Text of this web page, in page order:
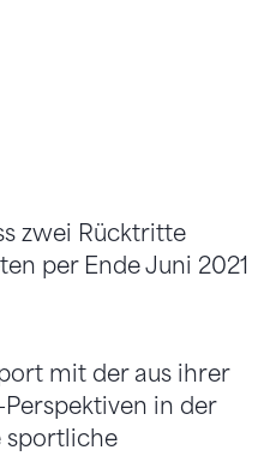
zwei Rücktritte
per Ende Juni 2021
mit der aus ihrer
in der
sportliche